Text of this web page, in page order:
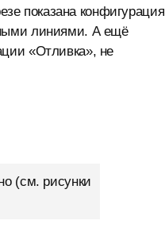
показана конфигурация
линиями. А ещё
«Отливка», не
(см. рисунки